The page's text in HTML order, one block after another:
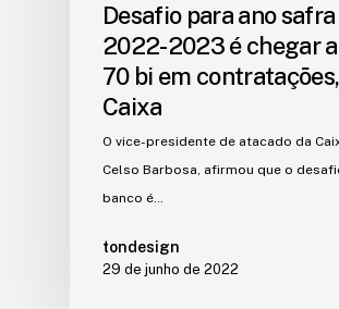
Desafio para ano safra
2022-2023 é chegar
70 bi em
Caixa
O vice-presidente de atacado da
Celso Barbosa, afirmou que o
banco é…
tondesign
29 de junho de 2022